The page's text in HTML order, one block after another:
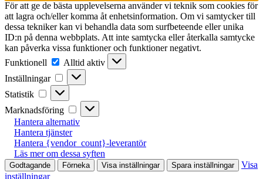
För att ge de bästa upplevelserna använder vi teknik som cookies för
att lagra och/eller komma åt enhetsinformation. Om vi samtycker till
dessa tekniker kan vi behandla data som surfbeteende eller unika
ID:n på denna webbplats. Att inte samtycka eller återkalla samtycke
kan påverka vissa funktioner och funktioner negativt.
Funktionell
Funktionell
Alltid aktiv
Inställningar
Inställningar
Statistik Statistik
Marknadsföring
Marknadsföring
Hantera alternativ
Hantera tjänster
Hantera {vendor_count}-leverantör
Läs mer om dessa syften
Godtagande Förneka Visa inställningar Spara inställningar
Visa
inställningar